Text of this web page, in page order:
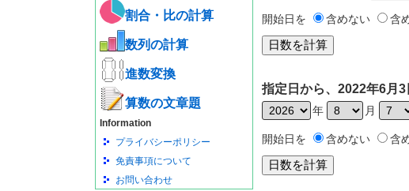
割合・比の計算
数列の計算
進数変換
算数の文章題
Information
プライバシーポリシー
免責事項について
お問い合わせ
開始日を 含めない 含
指定日から、2022年6月
年 月
開始日を 含めない 含